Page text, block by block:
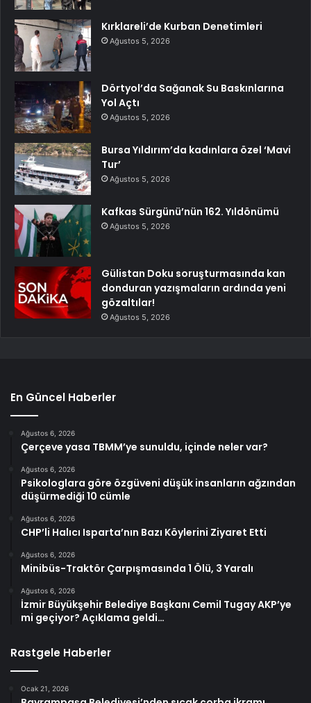
Kırklareli’de Kurban Denetimleri
Ağustos 5, 2026
Dörtyol’da Sağanak Su Baskınlarına
Yol Açtı
Ağustos 5, 2026
Bursa Yıldırım’da kadınlara özel ‘Mavi
Tur’
Ağustos 5, 2026
Kafkas Sürgünü’nün 162. Yıldönümü
Ağustos 5, 2026
Gülistan Doku soruşturmasında kan
donduran yazışmaların ardında yeni
gözaltılar!
Ağustos 5, 2026
En Güncel Haberler
Ağustos 6, 2026
Çerçeve yasa TBMM’ye sunuldu, içinde neler var?
Ağustos 6, 2026
Psikologlara göre özgüveni düşük insanların ağzından
düşürmediği 10 cümle
Ağustos 6, 2026
CHP’li Halıcı Isparta’nın Bazı Köylerini Ziyaret Etti
Ağustos 6, 2026
Minibüs-Traktör Çarpışmasında 1 Ölü, 3 Yaralı
Ağustos 6, 2026
İzmir Büyükşehir Belediye Başkanı Cemil Tugay AKP’ye
mi geçiyor? Açıklama geldi…
Rastgele Haberler
Ocak 21, 2026